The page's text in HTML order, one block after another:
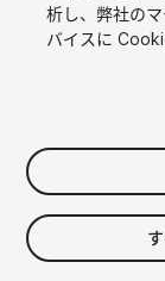
$9.90
消費税は決済時に
析し、弊社の
バイスに